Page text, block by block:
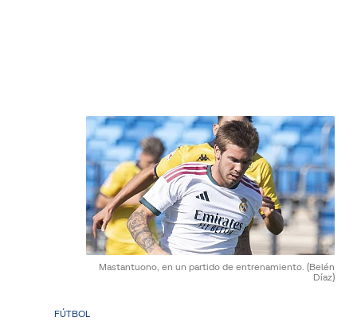
Mastantuono, en un partido de entrenamiento. (Belén
Díaz)
FÚTBOL